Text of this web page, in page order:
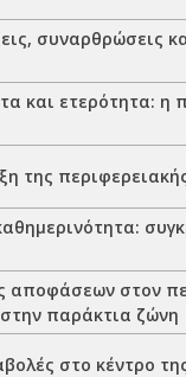
συναρθρώσεις
και ετερότητα:
της
αποφάσεων στον
παράκτια ζώνη
στο κέντρο